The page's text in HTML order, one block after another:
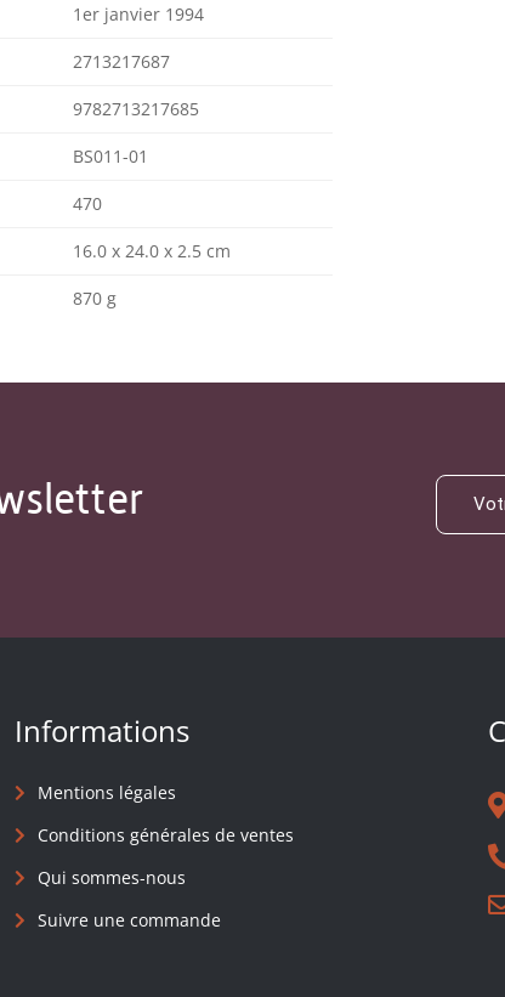
1er janvier 1994
2713217687
9782713217685
BS011-01
470
16.0 x 24.0 x 2.5 cm
870 g
Informations
Mentions légales
Conditions générales de ventes
Qui sommes-nous
Suivre une commande